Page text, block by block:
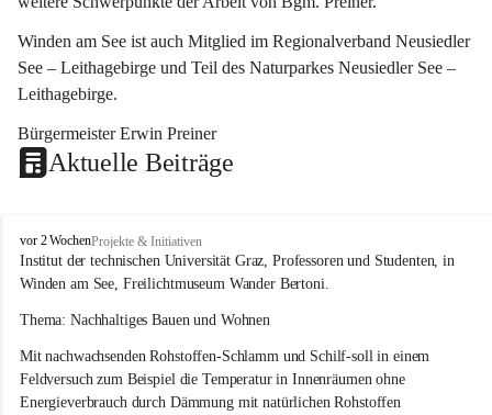
Winden am See ist auch Mitglied im Regionalverband Neusiedler
See – Leithagebirge und Teil des Naturparkes Neusiedler See –
Leithagebirge.
Bürgermeister Erwin Preiner
Aktuelle Beiträge
W
i
n
e
a
m
S
vor 2 WochenProjekte & Initiativen
Institut der technischen Universität Graz, Professoren und Studenten, in
Winden am See, Freilichtmuseum Wander Bertoni.
Thema: Nachhaltiges Bauen und Wohnen
Mit nachwachsenden Rohstoffen-Schlamm und Schilf-soll in einem
Feldversuch zum Beispiel die Temperatur in Innenräumen ohne
Energieverbrauch durch Dämmung mit natürlichen Rohstoffen